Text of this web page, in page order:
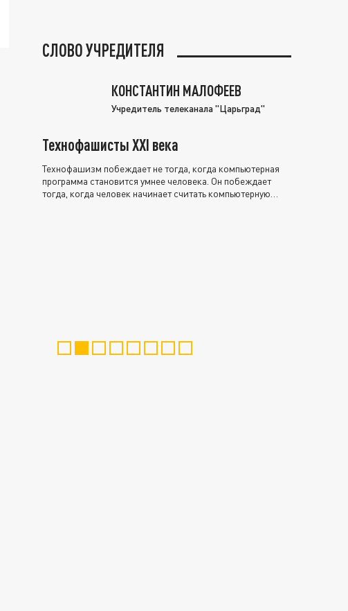
СЛОВО УЧРЕДИТЕЛЯ
КОНСТАНТИН МАЛОФЕЕВ
Учредитель телеканала "Царьград"
Технофашисты XXI века
Технофашизм побеждает не тогда, когда компьютерная
программа становится умнее человека. Он побеждает
тогда, когда человек начинает считать компьютерную